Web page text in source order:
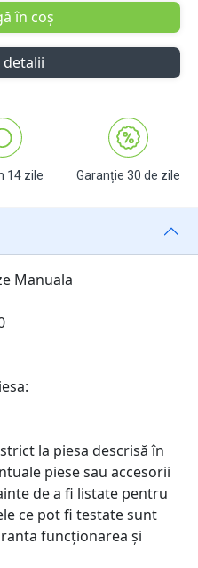
în coș
detalii
14 zile Garanție 30 de zile
Manuala
la piesa descrisă în
piese sau accesorii
de a fi listate pentru
ce pot fi testate sunt
funcționarea și